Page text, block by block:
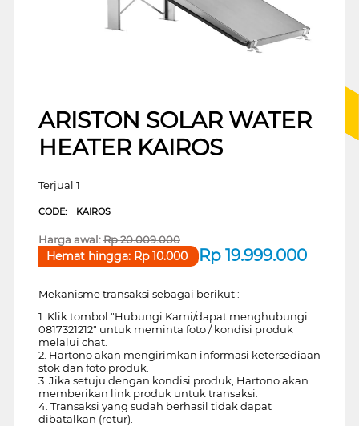
ARISTON SOLAR WATER
HEATER KAIROS
Terjual 1
CODE: KAIROS
Harga awal:Rp20.009.000
Rp 19.999.000
Hemat hingga: Rp10.000
Mekanisme transaksi sebagai berikut :
1. Klik tombol "Hubungi Kami/dapat menghubungi
0817321212" untuk meminta foto / kondisi produk
melalui chat.
2. Hartono akan mengirimkan informasi ketersediaan
stok dan foto produk.
3. Jika setuju dengan kondisi produk, Hartono akan
memberikan link produk untuk transaksi.
4. Transaksi yang sudah berhasil tidak dapat
dibatalkan (retur).